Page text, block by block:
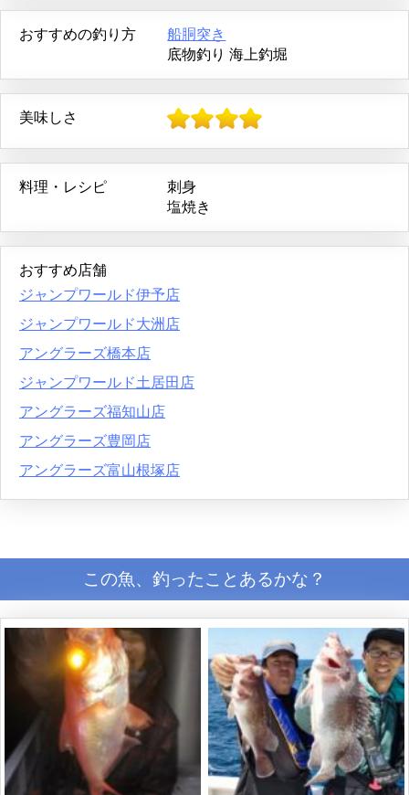
おすすめの釣り方
船胴突き
底物釣り 海上釣堀
美味しさ
料理・レシピ
刺身
塩焼き
おすすめ店舗
ジャンプワールド伊予店
ジャンプワールド大洲店
アングラーズ橋本店
ジャンプワールド土居田店
アングラーズ福知山店
アングラーズ豊岡店
アングラーズ富山根塚店
この魚、釣ったことあるかな？